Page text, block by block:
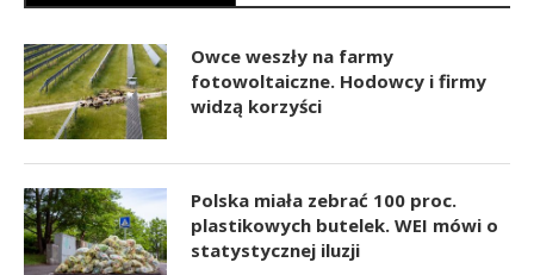
Owce weszły na farmy
fotowoltaiczne. Hodowcy i firmy
widzą korzyści
Polska miała zebrać 100 proc.
plastikowych butelek. WEI mówi o
statystycznej iluzji